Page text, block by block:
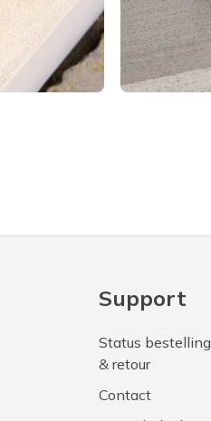
Support
Status bestelling
& retour
Contact